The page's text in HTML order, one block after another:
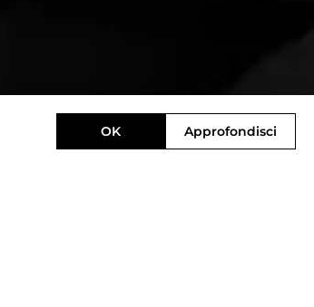
Designed bye-direct.it Powered bynopCommerce
OK Approfondisci